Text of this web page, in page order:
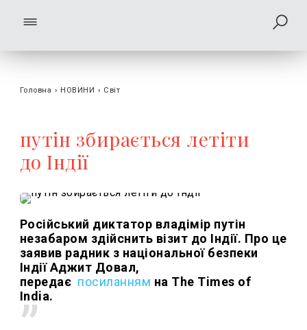
Головна › НОВИНИ › Світ
путін збирається летіти
до Індії
Російський диктатор владімір путін
незабаром здійснить візит до Індії. Про це
заявив радник з національної безпеки
Індії Аджит Довал,
передає посиланням на The Times of
India.